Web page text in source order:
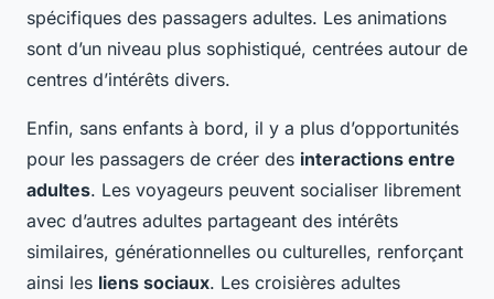
spécifiques des passagers adultes. Les animations
sont d’un niveau plus sophistiqué, centrées autour de
centres d’intérêts divers.
Enfin, sans enfants à bord, il y a plus d’opportunités
pour les passagers de créer des interactions entre
adultes. Les voyageurs peuvent socialiser librement
avec d’autres adultes partageant des intérêts
similaires, générationnelles ou culturelles, renforçant
ainsi les liens sociaux. Les croisières adultes